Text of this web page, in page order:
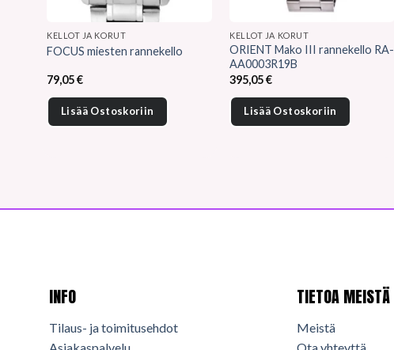
KELLOT JA KORUT
FOCUS miesten rannekello
79,05€
Lisää Ostoskoriin
KELLOT JA KORUT
ORIENT Mako III rannekello RA-
AA0003R19B
395,05€
Lisää Ostoskoriin
INFO
Tilaus- ja toimitusehdot
TIETOA MEISTÄ
Meistä